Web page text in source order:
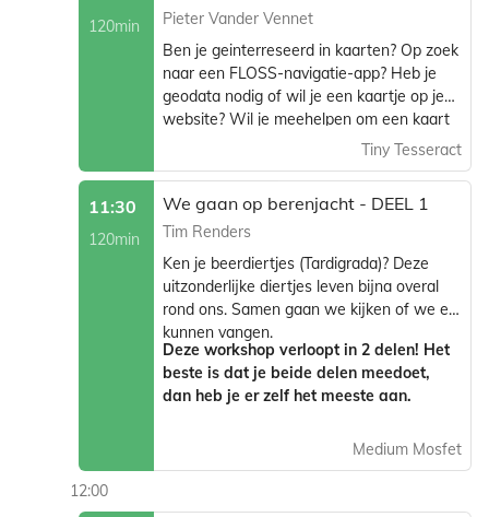
120min
Pieter Vander Vennet
Ben je geinterreseerd in kaarten? Op zoek
naar een FLOSS-navigatie-app? Heb je
geodata nodig of wil je een kaartje op je
website? Wil je meehelpen om een kaart
van je eigen omgeving of van kwetsbare
voor jou! Op deze talk geven we
introductie tot OpenStreetMap en het
ecosysteem dat eromheen bestaat.
Tiny Tesseract
11:30
120min
We gaan op berenjacht - DEEL 1
Tim Renders
Ken je beerdiertjes (Tardigrada)? Deze
uitzonderlijke diertjes leven bijna overal
rond ons. Samen gaan we kijken of we er
kunnen vangen.
Deze workshop verloopt in 2 delen! Het
beste is dat je beide delen meedoet,
dan heb je er zelf het meeste aan.
Medium Mosfet
12:00